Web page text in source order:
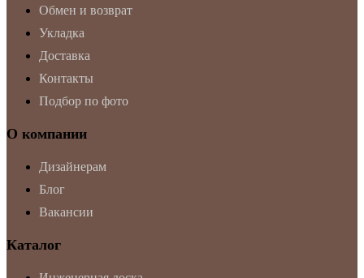
Обмен и возврат
Укладка
Доставка
Контакты
Подбор по фото
О компании
Дизайнерам
Блог
Вакансии
Каталог